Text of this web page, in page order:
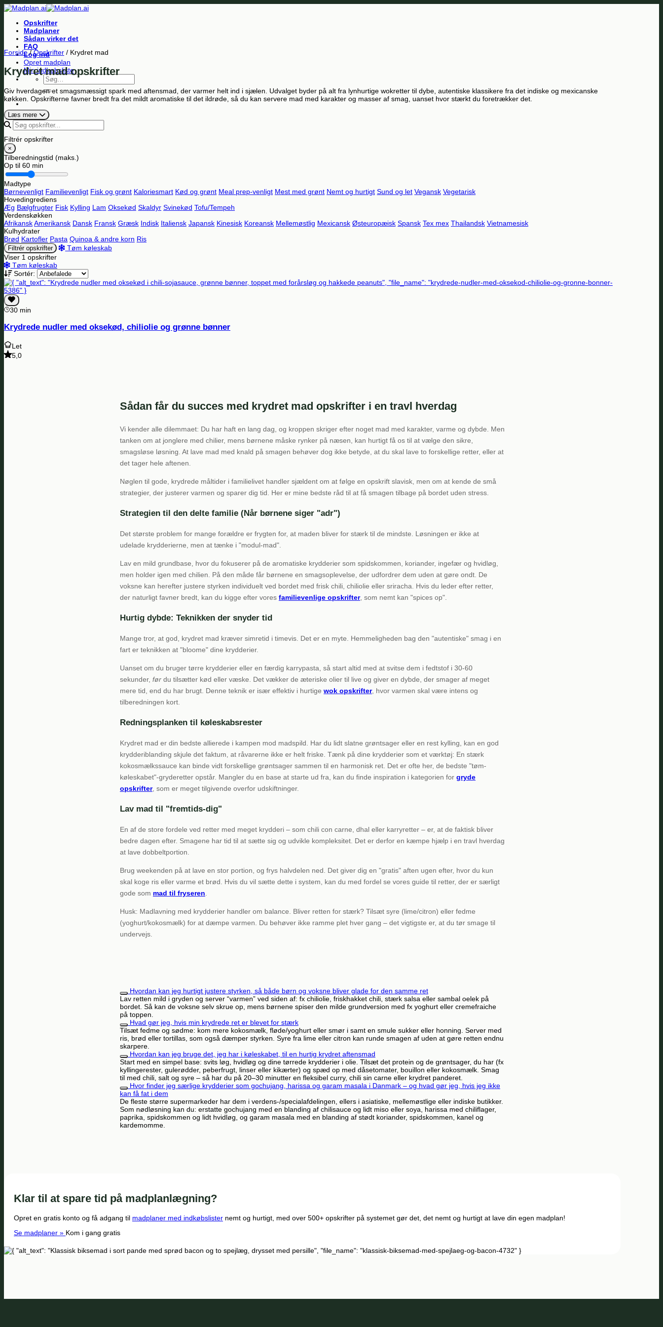
Fortsæt
indholdOpskrifter
Madplaner
Sådan virker det
FAQ
Log ind
Opret madplan
Min indkøbsliste
Søg
efter:
Forside/Opskrifter / Krydret mad
Krydret mad opskrifter
Giv hverdagen et smagsmæssigt spark med aftensmad, der varmer helt ind i sjælen. Udvalget byder på alt fra lynhurtige wokretter til dybe, autentiske klassikere fra det indiske og mexicanske
køkken. Opskrifterne favner bredt fra det mildt aromatiske til det ildrøde, så du kan servere mad med karakter og masser af smag, uanset hvor stærkt du foretrækker det.
Læs mere
Filtrér opskrifter
×
Tilberedningstid (maks.)
Op til 60 min
Madtype
Børnevenligt Familievenligt Fisk og grønt Kaloriesmart Kød og grønt Meal prep-venligt Mest med grønt Nemt og hurtigt Sund og let Vegansk Vegetarisk
Hovedingrediens
Æg Bælgfrugter Fisk Kylling Lam Oksekød Skaldyr Svinekød Tofu/Tempeh
Verdenskøkken
AfrikanskAmerikansk Dansk Fransk Græsk Indisk Italiensk Japansk Kinesisk Koreansk Mellemøstlig Mexicansk Østeuropæisk Spansk Tex mex Thailandsk Vietnamesisk
Kulhydrater
Brød Kartofler Pasta Quinoa & andre korn Ris
Filtrér opskrifter
Tøm køleskab
Viser 1 opskrifter
Tøm køleskab
Sortér:
30 min
Krydrede nudler med oksekød, chiliolie og grønne bønner
Let
5,0
Sådan får du succes med krydret mad opskrifter i en travl hverdag
Vi kender alle dilemmaet: Du har haft en lang dag, og kroppen skriger efter noget mad med karakter, varme og dybde. Men
tanken om at jonglere med chilier, mens børnene måske rynker på næsen, kan hurtigt få os til at vælge den sikre,
smagsløse løsning. At lave mad med knald på smagen behøver dog ikke betyde, at du skal lave to forskellige retter, eller at
det tager hele aftenen.
Nøglen til gode, krydrede måltider i familielivet handler sjældent om at følge en opskrift slavisk, men om at kende de små
strategier, der justerer varmen og sparer dig tid. Her er mine bedste råd til at få smagen tilbage på bordet uden stress.
Strategien til den delte familie (Når børnene siger "adr")
Det største problem for mange forældre er frygten for, at maden bliver for stærk til de mindste. Løsningen er ikke at
udelade krydderierne, men at tænke i "modul-mad".
Lav en mild grundbase, hvor du fokuserer på de aromatiske krydderier som spidskommen, koriander, ingefær og hvidløg,
men holder igen med chilien. På den måde får børnene en smagsoplevelse, der udfordrer dem uden at gøre ondt. De
voksne kan herefter justere styrken individuelt ved bordet med frisk chili, chiliolie eller sriracha. Hvis du leder efter retter,
der naturligt favner bredt, kan du kigge efter vores familievenlige opskrifter, som nemt kan "spices op".
Hurtig dybde: Teknikken der snyder tid
Mange tror, at god, krydret mad kræver simretid i timevis. Det er en myte. Hemmeligheden bag den "autentiske" smag i en
fart er teknikken at "bloome" dine krydderier.
Uanset om du bruger tørre krydderier eller en færdig karrypasta, så start altid med at svitse dem i fedtstof i 30-60
sekunder, før du tilsætter kød eller væske. Det vækker de æteriske olier til live og giver en dybde, der smager af meget
mere tid, end du har brugt. Denne teknik er især effektiv i hurtige wok opskrifter, hvor varmen skal være intens og
tilberedningen kort.
Redningsplanken til køleskabsrester
Krydret mad er din bedste allierede i kampen mod madspild. Har du lidt slatne grøntsager eller en rest kylling, kan en god
krydderiblanding skjule det faktum, at råvarerne ikke er helt friske. Tænk på dine krydderier som et værktøj: En stærk
kokosmælkssauce kan binde vidt forskellige grøntsager sammen til en harmonisk ret. Det er ofte her, de bedste "tøm-
køleskabet"-gryderetter opstår. Mangler du en base at starte ud fra, kan du finde inspiration i kategorien for gryde
opskrifter, som er meget tilgivende overfor udskiftninger.
Lav mad til "fremtids-dig"
En af de store fordele ved retter med meget krydderi – som chili con carne, dhal eller karryretter – er, at de faktisk bliver
bedre dagen efter. Smagene har tid til at sætte sig og udvikle kompleksitet. Det er derfor en kæmpe hjælp i en travl hverdag
at lave dobbeltportion.
Brug weekenden på at lave en stor portion, og frys halvdelen ned. Det giver dig en "gratis" aften ugen efter, hvor du kun
skal koge ris eller varme et brød. Hvis du vil sætte dette i system, kan du med fordel se vores guide til retter, der er særligt
gode som mad til fryseren
Husk: Madlavning med krydderier handler om balance. Bliver retten for stærk? Tilsæt syre (lime/citron) eller fedme
(yoghurt/kokosmælk) for at dæmpe varmen. Du behøver ikke ramme plet hver gang – det vigtigste er, at du tør smage til
undervejs.
Hvordan kan jeg hurtigt justere styrken, så både børn og voksne bliver glade for den samme ret
Lav retten mild i gryden og server “varmen” ved siden af: fx chiliolie, friskhakket chili, stærk salsa eller sambal oelek på
bordet. Så kan de voksne selv skrue op, mens børnene spiser den milde grundversion med fx yoghurt eller cremefraiche
på toppen.
Hvad gør jeg, hvis min krydrede ret er blevet for stærk
Tilsæt fedme og sødme: kom mere kokosmælk, fløde/yoghurt eller smør i samt en smule sukker eller honning. Server med
ris, brød eller tortillas, som også dæmper styrken. Syre fra lime eller citron kan runde smagen af uden at gøre retten endnu
skarpere.
Hvordan kan jeg bruge det, jeg har i køleskabet, til en hurtig krydret aftensmad
Start med en simpel base: svits løg, hvidløg og dine tørrede krydderier i olie. Tilsæt det protein og de grøntsager, du har (fx
kyllingerester, gulerødder, peberfrugt, linser eller kikærter) og spæd op med dåsetomater, bouillon eller kokosmælk. Smag
til med chili, salt og syre – så har du på 20–30 minutter en fleksibel curry, chili sin carne eller krydret panderet.
Hvor finder jeg særlige krydderier som gochujang, harissa og garam masala i Danmark – og hvad gør jeg, hvis jeg ikke
kan få fat i dem
De fleste større supermarkeder har dem i verdens-/specialafdelingen, ellers i asiatiske, mellemøstlige eller indiske butikker.
Som nødløsning kan du: erstatte gochujang med en blanding af chilisauce og lidt miso eller soya, harissa med chiliflager,
paprika, spidskommen og lidt hvidløg, og garam masala med en blanding af stødt koriander, spidskommen, kanel og
kardemomme.
Klar til at spare tid på madplanlægning?
Opret en gratis konto og få adgang til madplaner med indkøbslister nemt og hurtigt, med over 500+ opskrifter på systemet gør det, det nemt og hurtigt at lave din egen madplan!
Se madplaner » Kom i gang gratis